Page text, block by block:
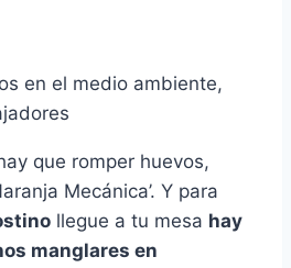
en el medio ambiente,
que romper huevos,
Mecánica’. Y para
llegue a tu mesa hay
manglares en